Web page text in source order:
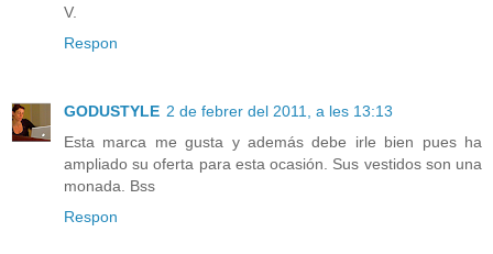
V.
Respon
GODUSTYLE 2 de febrer del 2011, a les 13:13
Esta marca me gusta y además debe irle bien pues ha
ampliado su oferta para esta ocasión. Sus vestidos son una
monada. Bss
Respon